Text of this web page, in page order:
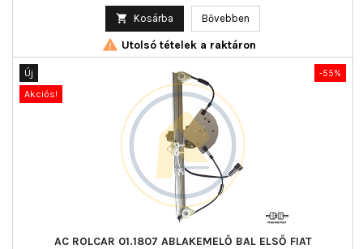
 Kosárba Bővebben
 Utolsó tételek a raktáron
-55%
Új
Akciós!
AC ROLCAR 01.1807 ABLAKEMELŐ BAL ELSŐ FIAT